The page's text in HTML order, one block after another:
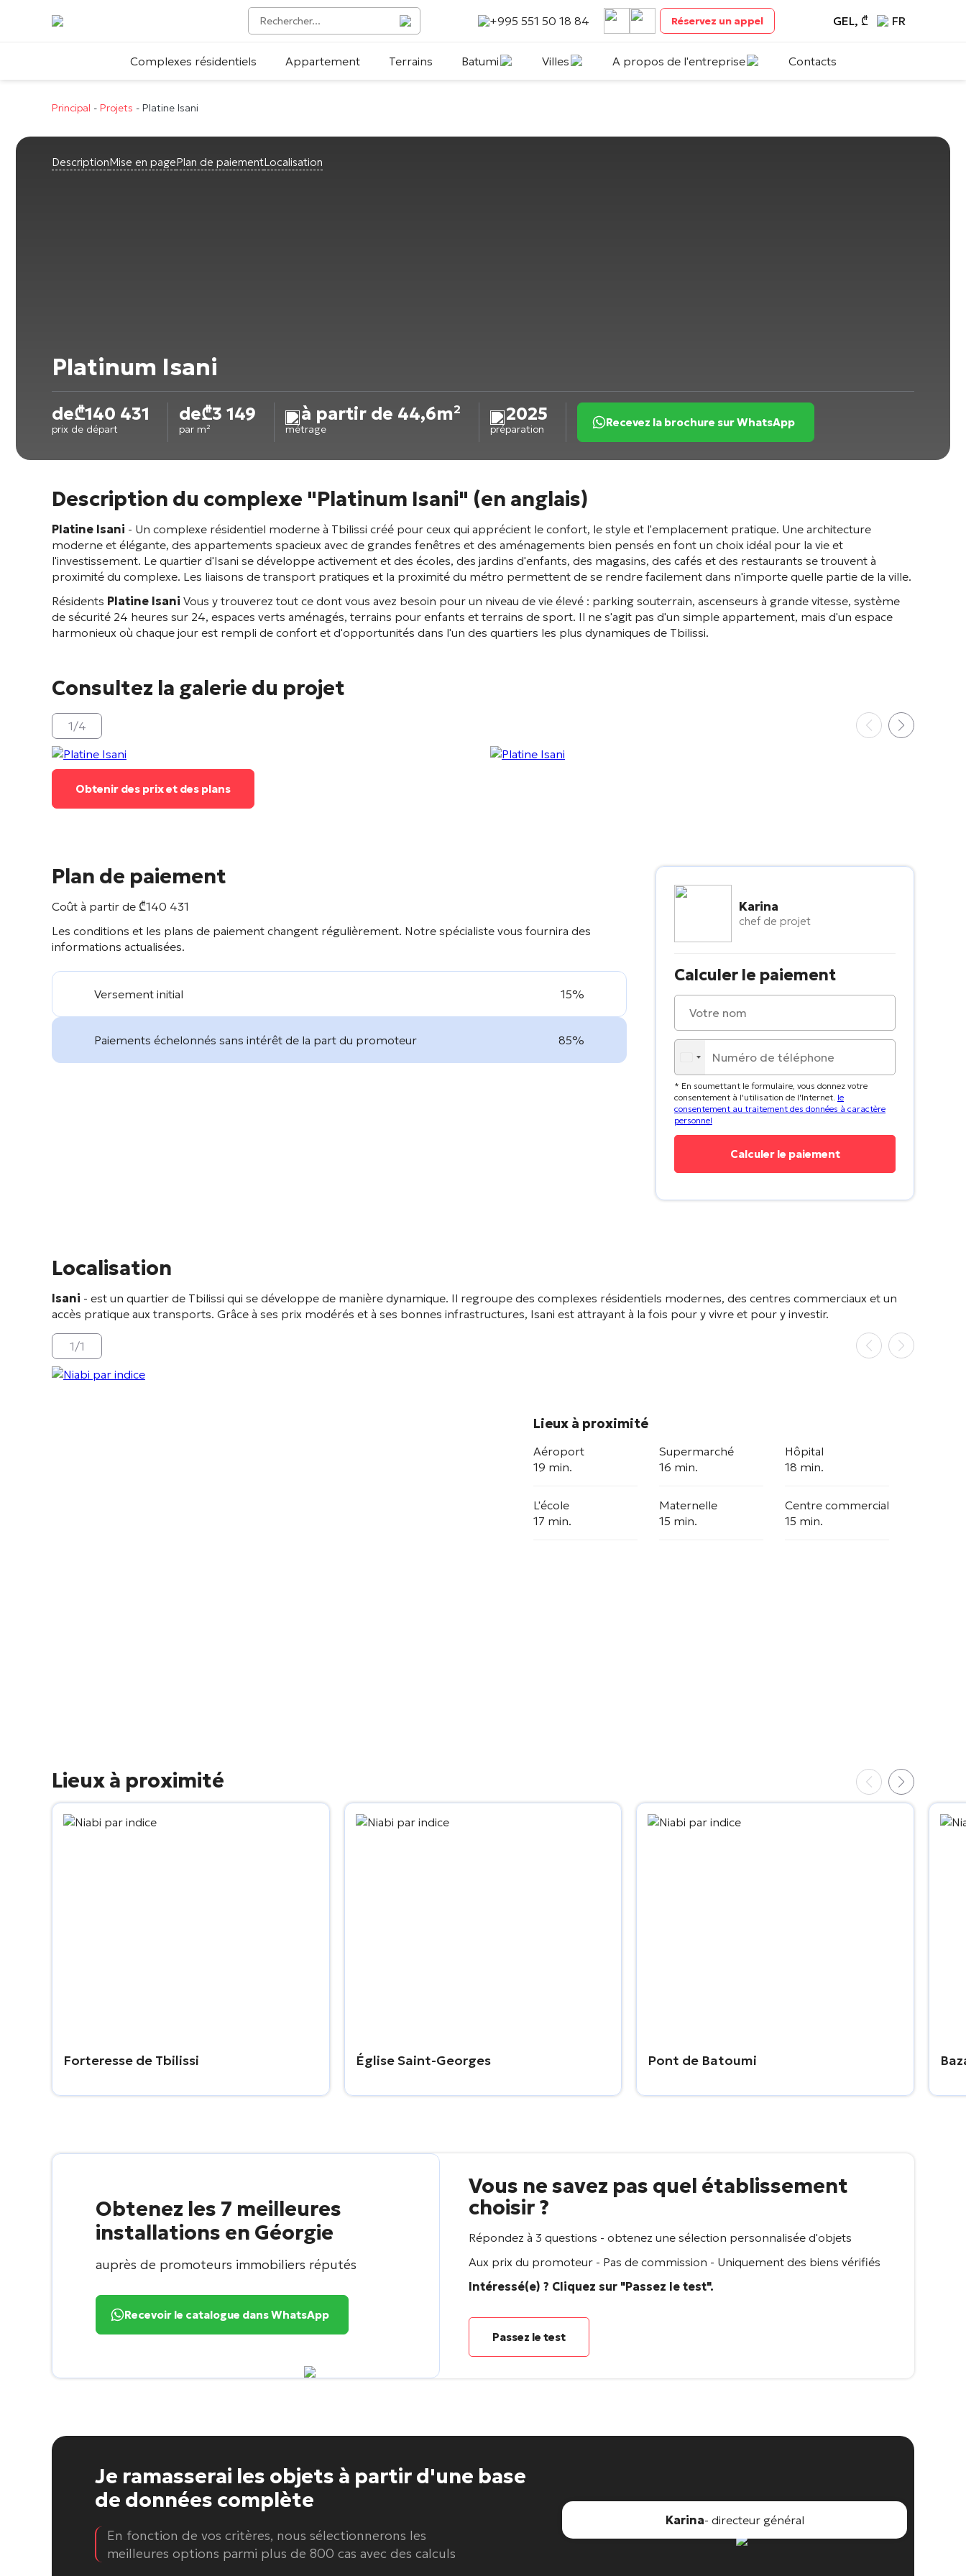
+995 551 50 18 84 Réservez un appel GEL, ₾ FR
Complexes résidentiels Appartement Terrains Batumi Villes A propos de l'entreprise Contacts
Principal - Projets - Platine Isani
DescriptionMise en pagePlan de paiementLocalisation
Platinum Isani
de₾140 431
prix de départ
de₾3 149
par m²
à partir de 44,6m²
métrage
2025
préparation Recevez la brochure sur WhatsApp
Description du complexe "Platinum Isani" (en anglais)
Platine Isani - Un complexe résidentiel moderne à Tbilissi créé pour ceux qui apprécient le confort, le style et l'emplacement pratique. Une architecture
moderne et élégante, des appartements spacieux avec de grandes fenêtres et des aménagements bien pensés en font un choix idéal pour la vie et
l'investissement. Le quartier d'Isani se développe activement et des écoles, des jardins d'enfants, des magasins, des cafés et des restaurants se trouvent à
proximité du complexe. Les liaisons de transport pratiques et la proximité du métro permettent de se rendre facilement dans n'importe quelle partie de la ville.
Résidents Platine Isani Vous y trouverez tout ce dont vous avez besoin pour un niveau de vie élevé : parking souterrain, ascenseurs à grande vitesse, système
de sécurité 24 heures sur 24, espaces verts aménagés, terrains pour enfants et terrains de sport. Il ne s'agit pas d'un simple appartement, mais d'un espace
harmonieux où chaque jour est rempli de confort et d'opportunités dans l'un des quartiers les plus dynamiques de Tbilissi.
Consultez la galerie du projet
1/4
Obtenir des prix et des plans
Plan de paiement
Coût à partir de ₾140 431
Les conditions et les plans de paiement changent régulièrement. Notre spécialiste vous fournira des
informations actualisées.
Versement initial 15%
Paiements échelonnés sans intérêt de la part du promoteur 85%
Karina
chef de projet
Calculer le paiement
* En soumettant le formulaire, vous donnez votre
consentement à l'utilisation de l'Internet. le
consentement au traitement des données à caractère
personnel
Localisation
Isani - est un quartier de Tbilissi qui se développe de manière dynamique. Il regroupe des complexes résidentiels modernes, des centres commerciaux et un
accès pratique aux transports. Grâce à ses prix modérés et à ses bonnes infrastructures, Isani est attrayant à la fois pour y vivre et pour y investir.
1/1
Lieux à proximité
Aéroport
19 min.
Supermarché
16 min.
Hôpital
18 min.
L'école
17 min.
Maternelle
15 min.
Centre commercial
15 min.
Lieux à proximité
Forteresse de Tbilissi Église Saint-Georges Pont de Batoumi
Obtenez les 7 meilleures
installations en Géorgie
auprès de promoteurs immobiliers réputés
Recevoir le catalogue dans WhatsApp
Vous ne savez pas quel établissement
choisir ?
Répondez à 3 questions - obtenez une sélection personnalisée d'objets
Aux prix du promoteur - Pas de commission - Uniquement des biens vérifiés
Intéressé(e) ? Cliquez sur "Passez le test".
Passez le test
Je ramasserai les objets à partir d'une base
de données complète
En fonction de vos critères, nous sélectionnerons les
meilleures options parmi plus de 800 cas avec des calculs
Karina- directeur général